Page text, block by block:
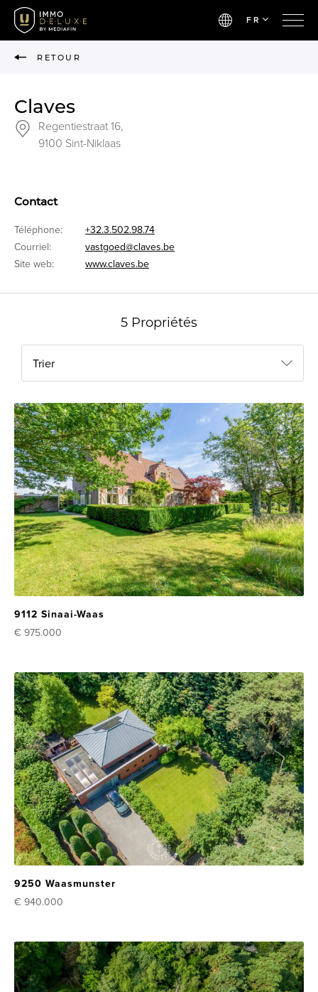
FR
RETOUR
Claves
Regentiestraat 16,
9100 Sint-Niklaas
Contact
Téléphone:
+32.3.502.98.74
Courriel:
vastgoed@claves.be
Site web:
www.claves.be
5 Propriétés
Trier
9112 Sinaai-Waas
€ 975.000
9250 Waasmunster
€ 940.000